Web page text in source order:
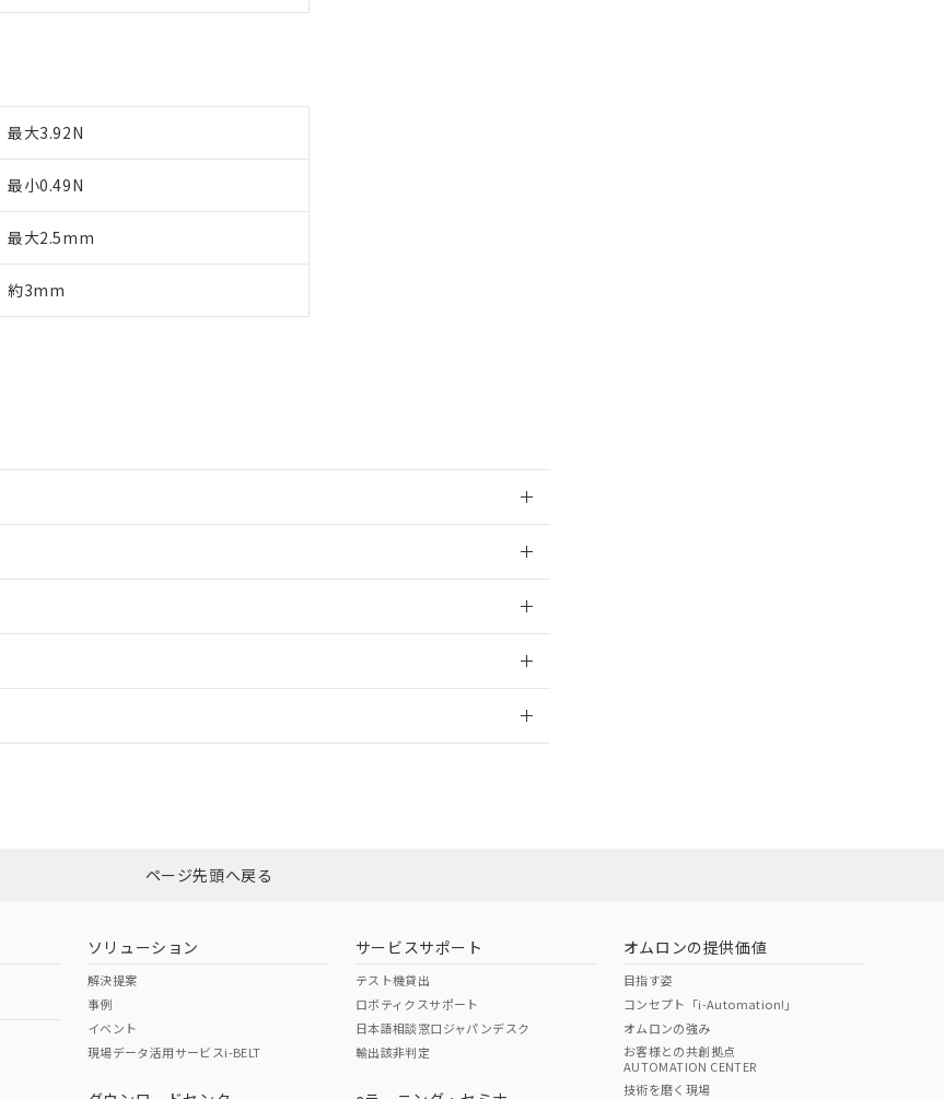
最大3.92N
最小0.49N
最大2.5mm
約3mm
ダウンロードはこちら
（日本
（アメリカ
ページ先頭へ戻る
ソリューション
解決提案
事例
イベント
現場データ活用サービスi-BELT
サービスサポート
テスト機貸出
ロボティクスサポート
日本語相談窓口ジャパンデスク
輸出該非判定
オムロンの提供価値
目指す姿
コンセプト「i-Automation!」
オムロンの強み
お客様との共創拠点
AUTOMATION CENTER
技術を磨く現場